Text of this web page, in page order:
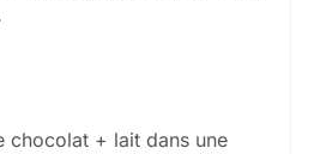
chocolat + lait dans une